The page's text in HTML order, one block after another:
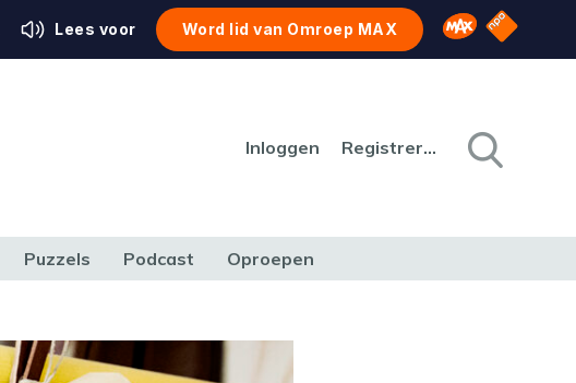
Lees voor Word lid van Omroep MAX Omroep MAX
NPO
Inloggen Registreren
Puzzels Podcast Oproepen